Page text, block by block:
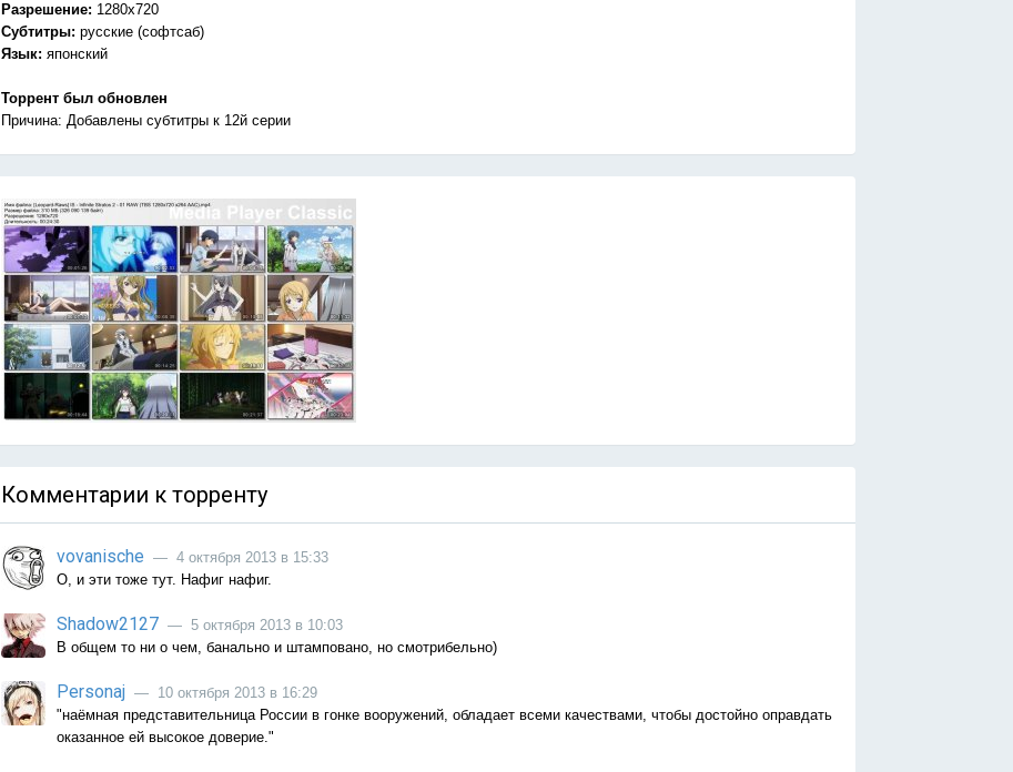
Разрешение: 1280x720
Субтитры: русские (софтсаб)
Язык: японский
Торрент был обновлен
Причина: Добавлены субтитры к 12й серии
Комментарии к торренту
vovanische — 4 октября 2013 в 15:33
О, и эти тоже тут. Нафиг нафиг.
Shadow2127 — 5 октября 2013 в 10:03
В общем то ни о чем, банально и штамповано, но смотрибельно)
Personaj — 10 октября 2013 в 16:29
"наёмная представительница России в гонке вооружений, обладает всеми качествами, чтобы достойно оправдать
оказанное ей высокое доверие."